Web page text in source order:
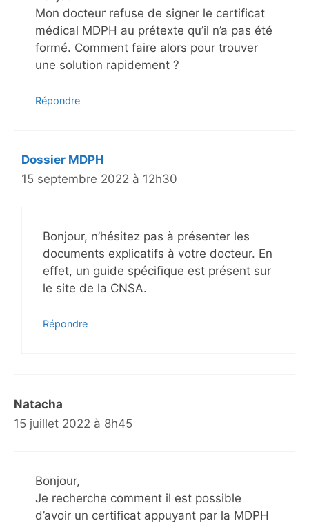
Mon docteur refuse de signer le certificat
médical MDPH au prétexte qu’il n’a pas été
formé. Comment faire alors pour trouver
une solution rapidement ?
Répondre
Dossier MDPH
15 septembre 2022 à 12h30
Bonjour, n’hésitez pas à présenter les
documents explicatifs à votre docteur. En
effet, un guide spécifique est présent sur
le site de la CNSA.
Répondre
Natacha
15 juillet 2022 à 8h45
Bonjour,
Je recherche comment il est possible
d’avoir un certificat appuyant par la MDPH